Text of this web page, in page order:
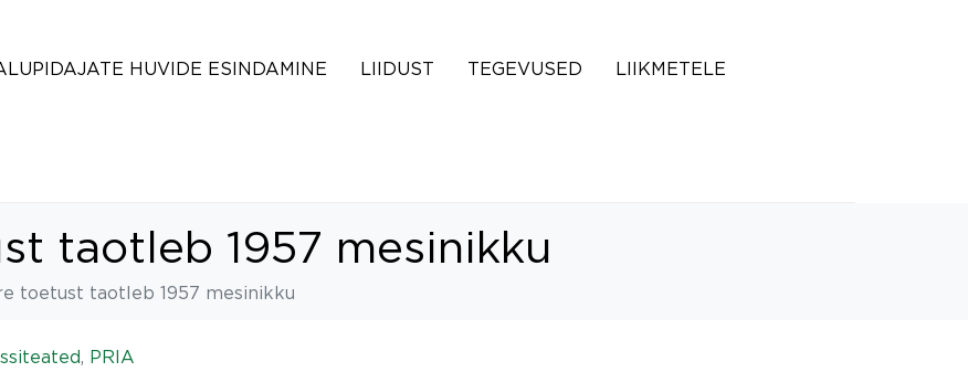
HUVIDE ESINDAMINE LIIDUST TEGEVUSED LIIKMETELE
taotleb 1957 mesinikku
toetust taotleb 1957 mesinikku
, PRIA